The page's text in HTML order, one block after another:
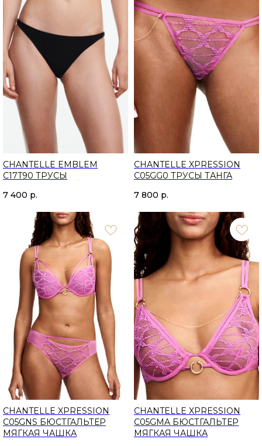
CHANTELLE EMBLEM
C17T90 ТРУСЫ
7 400 р.
CHANTELLE XPRESSION
C05GG0 ТРУСЫ ТАНГА
7 800 р.
CHANTELLE XPRESSION
C05GNS БЮСТГАЛЬТЕР
МЯГКАЯ ЧАШКА
CHANTELLE XPRESSION
C05GMA БЮСТГАЛЬТЕР
МЯГКАЯ ЧАШКА